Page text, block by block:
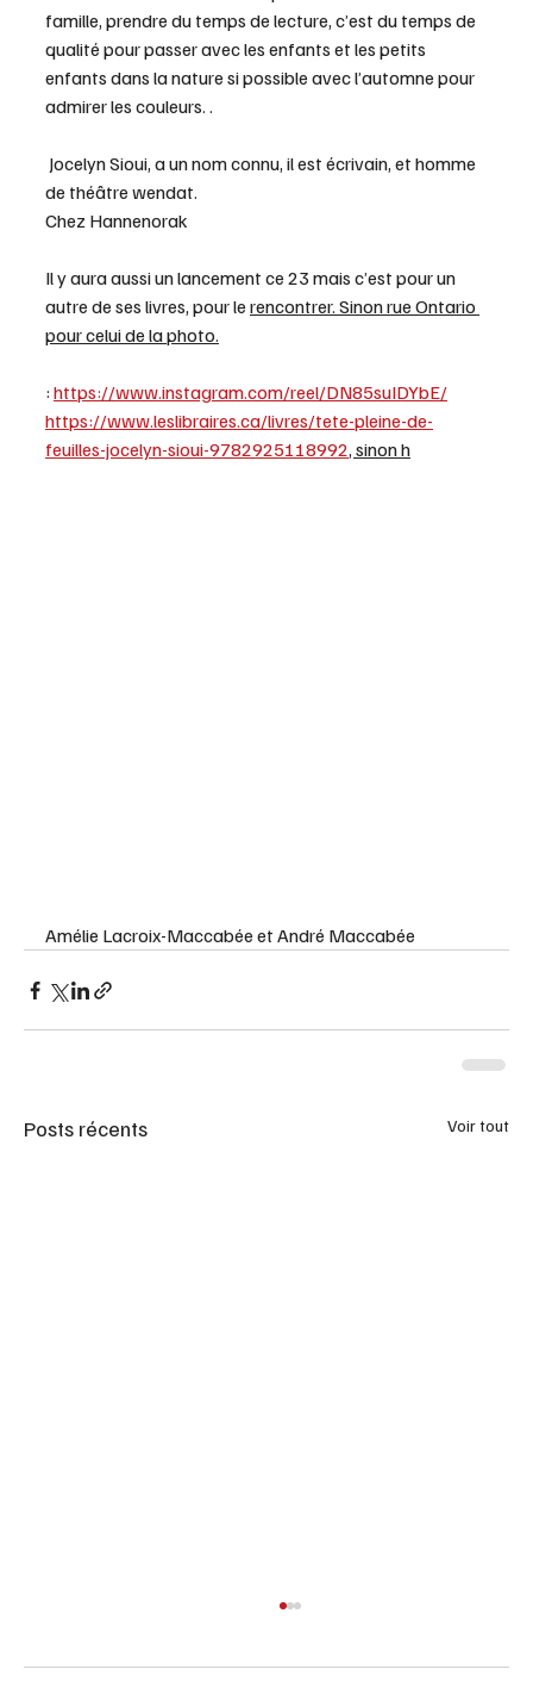
famille, prendre du temps de lecture, c’est du temps de
qualité pour passer avec les enfants et les petits
enfants dans la nature si possible avec l’automne pour
admirer les couleurs. .
Jocelyn Sioui, a un nom connu, il est écrivain, et homme
de théâtre wendat.
Chez Hannenorak
Il y aura aussi un lancement ce 23 mais c’est pour un
autre de ses livres, pour le rencontrer. Sinon rue Ontario
pour celui de la photo.
: https://www.instagram.com/reel/DN85suIDYbE/
https://www.leslibraires.ca/livres/tete-pleine-de-
feuilles-jocelyn-sioui-9782925118992, sinon h
Amélie Lacroix-Maccabée et André Maccabée
Posts récents Voir tout